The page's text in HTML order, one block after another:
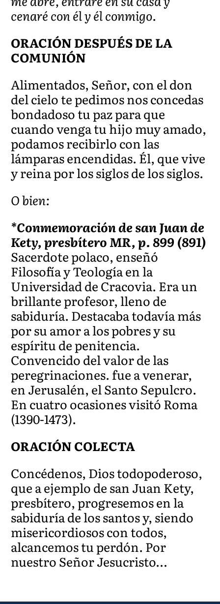
cenaré con él y él conmigo.
ORACIÓN DESPUÉS DE LA
COMUNIÓN
Alimentados, Señor, con el don
del cielo te pedimos nos concedas
bondadoso tu paz para que
cuando venga tu hijo muy amado,
podamos recibirlo con las
lámparas encendidas. Él, que vive
y reina por los siglos de los siglos.
O bien:
*Conmemoración de san Juan de
Kety, presbítero MR, p. 899 (891)
Sacerdote polaco, enseñó
Filosofía y Teología en la
Universidad de Cracovia. Era un
brillante profesor, lleno de
sabiduría. Destacaba todavía más
por su amor a los pobres y su
espíritu de penitencia.
Convencido del valor de las
peregrinaciones. fue a venerar,
en Jerusalén, el Santo Sepulcro.
En cuatro ocasiones visitó Roma
(1390-1473).
ORACIÓN COLECTA
Concédenos, Dios todopoderoso,
que a ejemplo de san Juan Kety,
presbítero, progresemos en la
sabiduría de los santos y, siendo
misericordiosos con todos,
alcancemos tu perdón. Por
nuestro Señor Jesucristo…